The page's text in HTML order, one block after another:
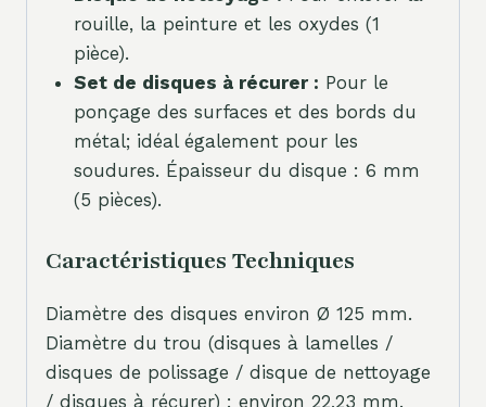
rouille, la peinture et les oxydes (1
pièce).
Set de disques à récurer : Pour le
ponçage des surfaces et des bords du
métal; idéal également pour les
soudures. Épaisseur du disque : 6 mm
(5 pièces).
Caractéristiques Techniques
Diamètre des disques environ Ø 125 mm.
Diamètre du trou (disques à lamelles /
disques de polissage / disque de nettoyage
/ disques à récurer) : environ 22,23 mm.